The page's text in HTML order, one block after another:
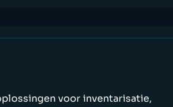
voor inventarisatie,